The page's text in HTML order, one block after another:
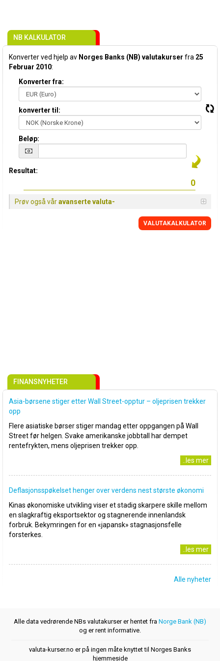
NB KALKULATOR
Konverter ved hjelp av Norges Banks (NB) valutakurser fra 25
Februar 2010:
Konverter fra:
konverter til:
Beløp:
Resultat:
Prøv også våravanserte valuta-
VALUTAKALKULATOR
FINANSNYHETER
Asia-børsene stiger etter Wall Street-opptur – oljeprisen trekker
opp
Flere asiatiske børser stiger mandag etter oppgangen på Wall
Street før helgen. Svake amerikanske jobbtall har dempet
rentefrykten, mens oljeprisen trekker opp.
..les mer
Deflasjonsspøkelset henger over verdens nest største økonomi
Kinas økonomiske utvikling viser et stadig skarpere skille mellom
en slagkraftig eksportsektor og stagnerende innenlandsk
forbruk. Bekymringen for en «japansk» stagnasjonsfelle
forsterkes.
..les mer
Alle nyheter
Alle data vedrørende NBs valutakurser er hentet fra Norge Bank (NB)
og er rent informative.
valuta-kurser.no er på ingen måte knyttet til Norges Banks
hjemmeside